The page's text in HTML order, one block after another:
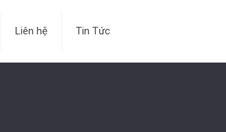
Liên hệ Tin Tức